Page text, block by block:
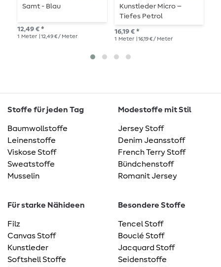
Samt - Blau
12,49 € *
1 Meter | 12,49 € / Meter
Kunstleder Micro –
Tiefes Petrol
16,19 € *
1 Meter | 16,19 € / Meter
Stoffe für jeden Tag
Baumwollstoffe
Leinenstoffe
Viskose Stoff
Sweatstoffe
Musselin
Modestoffe mit Stil
Jersey Stoff
Denim Jeansstoff
French Terry Stoff
Bündchenstoff
Romanit Jersey
Für starke Nähideen
Filz
Canvas Stoff
Kunstleder
Softshell Stoffe
Besondere Stoffe
Tencel Stoff
Bouclé Stoff
Jacquard Stoff
Seidenstoffe